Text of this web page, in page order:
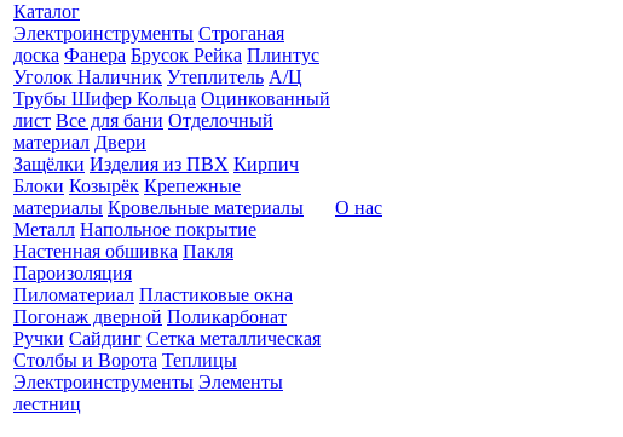
Каталог
Электроинструменты Строганая
доска Фанера Брусок Рейка Плинтус
Уголок Наличник Утеплитель А/Ц
Трубы Шифер Кольца Оцинкованный
лист Все для бани Отделочный
материал Двери
Защёлки Изделия из ПВХ Кирпич
Блоки Козырёк Крепежные
материалы Кровельные материалы
Металл Напольное покрытие
Настенная обшивка Пакля
Пароизоляция
Пиломатериал Пластиковые окна
Погонаж дверной Поликарбонат
Ручки Сайдинг Сетка металлическая
Столбы и Ворота Теплицы
Электроинструменты Элементы
лестниц
О нас